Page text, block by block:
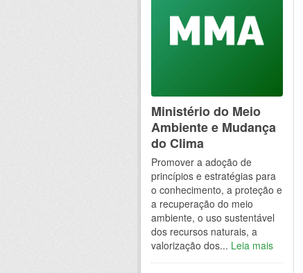
Ministério do Meio
Ambiente e Mudança
do Clima
Promover a adoção de
princípios e estratégias para
o conhecimento, a proteção e
a recuperação do meio
ambiente, o uso sustentável
dos recursos naturais, a
valorização dos... Leia mais